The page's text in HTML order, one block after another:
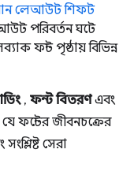
লেআউট শিফট
পরিবর্তন ঘটে
ফন্ট পৃষ্ঠায় বিভিন্ন
, ফন্ট বিতরণএবং
যে ফন্টের জীবনচক্রের
সেরা